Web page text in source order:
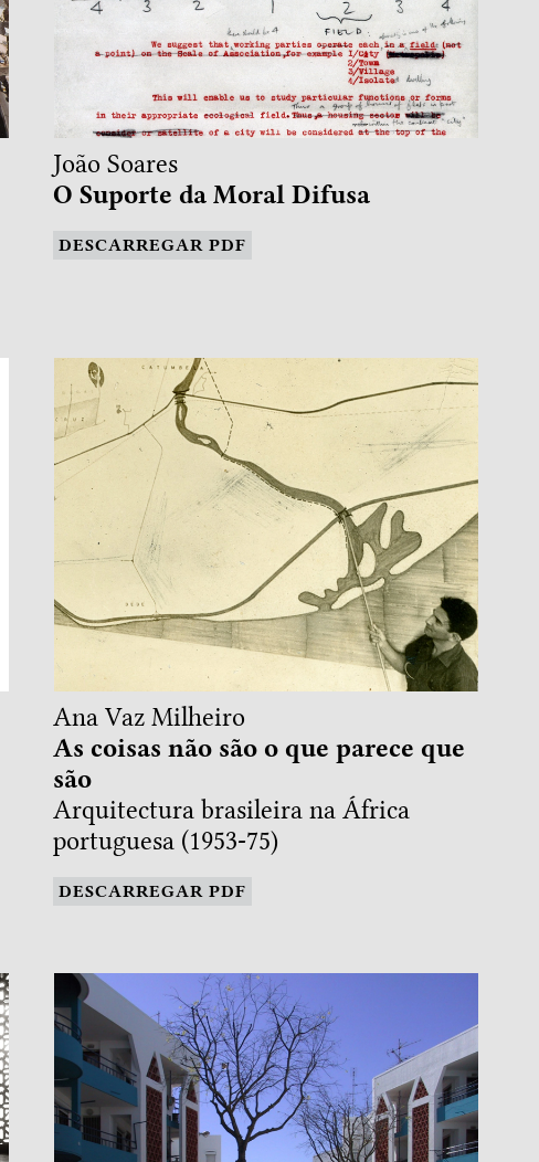
João Soares
O Suporte da Moral Difusa
DESCARREGAR PDF
Ana Vaz Milheiro
As coisas não são o que parece que
são
Arquitectura brasileira na África
portuguesa (1953-75)
DESCARREGAR PDF